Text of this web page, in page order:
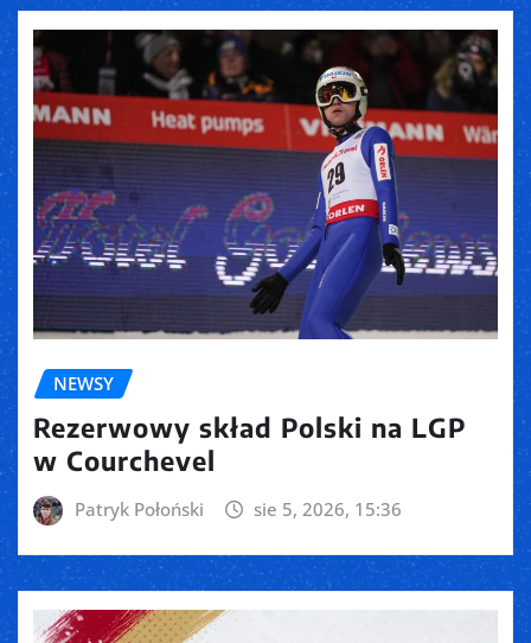
NEWSY
Rezerwowy skład Polski na LGP
w Courchevel
Patryk Połoński sie 5, 2026, 15:36